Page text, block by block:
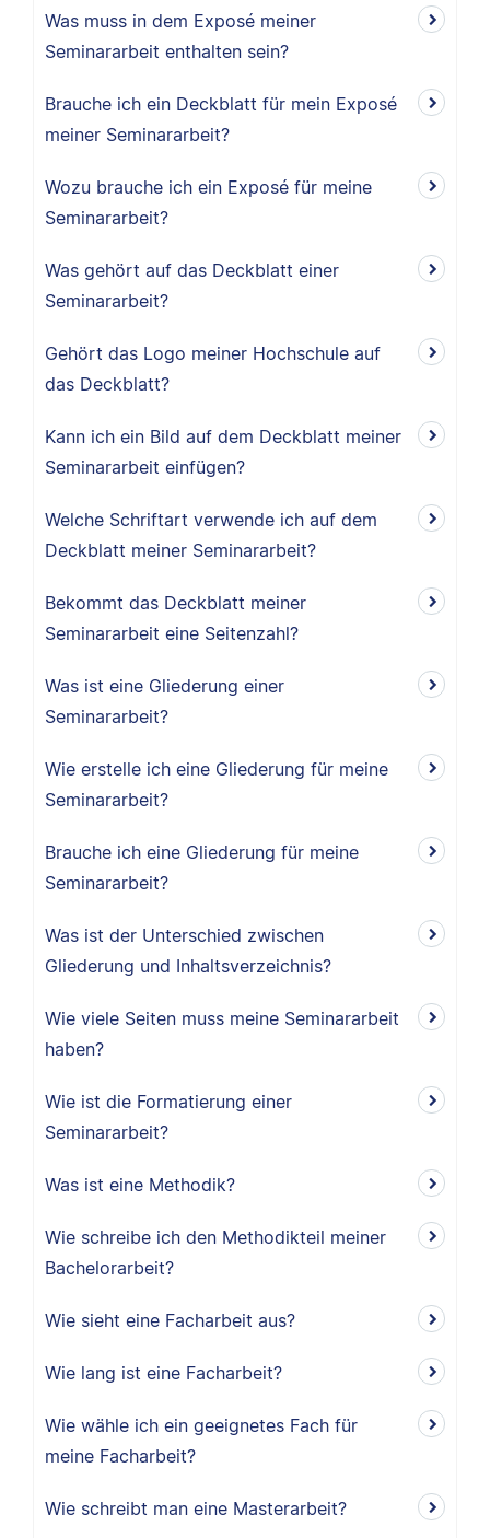
Was muss in dem Exposé meiner
Seminararbeit enthalten sein?
Brauche ich ein Deckblatt für mein Exposé
meiner Seminararbeit?
Wozu brauche ich ein Exposé für meine
Seminararbeit?
Was gehört auf das Deckblatt einer
Seminararbeit?
Gehört das Logo meiner Hochschule auf
das Deckblatt?
Kann ich ein Bild auf dem Deckblatt meiner
Seminararbeit einfügen?
Welche Schriftart verwende ich auf dem
Deckblatt meiner Seminararbeit?
Bekommt das Deckblatt meiner
Seminararbeit eine Seitenzahl?
Was ist eine Gliederung einer
Seminararbeit?
Wie erstelle ich eine Gliederung für meine
Seminararbeit?
Brauche ich eine Gliederung für meine
Seminararbeit?
Was ist der Unterschied zwischen
Gliederung und Inhaltsverzeichnis?
Wie viele Seiten muss meine Seminararbeit
haben?
Wie ist die Formatierung einer
Seminararbeit?
Was ist eine Methodik?
Wie schreibe ich den Methodikteil meiner
Bachelorarbeit?
Wie sieht eine Facharbeit aus?
Wie lang ist eine Facharbeit?
Wie wähle ich ein geeignetes Fach für
meine Facharbeit?
Wie schreibt man eine Masterarbeit?